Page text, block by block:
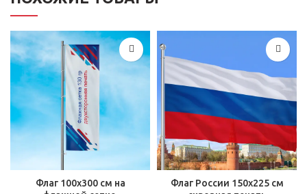
Флаг 100х300 см на
Флаг России 150х225 см